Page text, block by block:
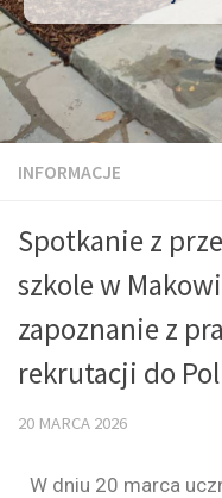
INFORMACJE
Spotkanie z
szkole w
zapoznanie z
rekrutacji do
20 MARCA 2026
W dniu 20 marca